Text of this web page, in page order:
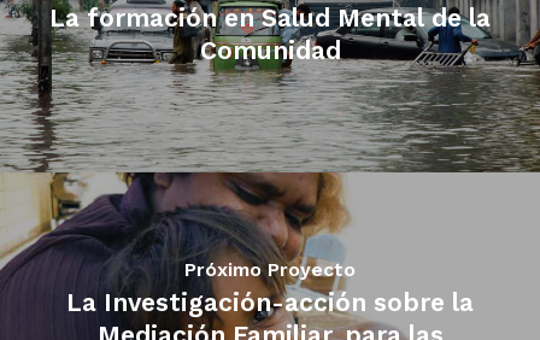
La formación en Salud Mental de la
Comunidad
Próximo Proyecto
La Investigación-acción sobre la